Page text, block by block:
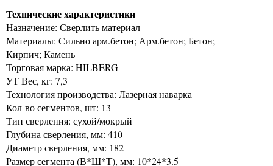
Технические характеристики
Назначение: Сверлить материал
Материалы: Сильно арм.бетон; Арм.бетон; Бетон;
Кирпич; Камень
Торговая марка: HILBERG
УТ Вес, кг: 7,3
Технология производства: Лазерная наварка
Кол-во сегментов, шт: 13
Тип сверления: сухой/мокрый
Глубина сверления, мм: 410
Диаметр сверления, мм: 182
Размер сегмента (В*Ш*Т), мм: 10*24*3.5